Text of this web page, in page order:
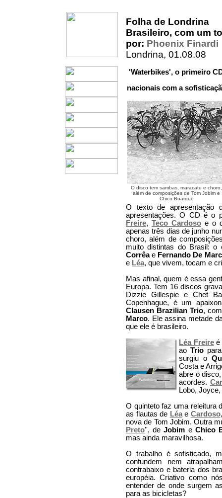
Folha de Londrina
Brasileiro, com um
por: Phoenix Finardi
Londrina, 01.08.08
'Waterbikes', o primeiro
nacionais com a
O disco tem sambas, maracatu e choro,
além de composições de Tom Jobim e
Chico Buarque
O texto de apresentação
apresentações. O CD é o
Freire, Teco Cardosoe o
apenas três dias de junho
choro, além de
muito distintas do Brasil: o
Corrêae Fernando De
e Léa, que vivem, tocam e
Mas afinal, quem é essa
Europa. Tem 16 discos
Dizzie Gillespie e Chet
Copenhague, é um
Clausen Brazilian Trio,
Marco. Ele assina metade
que ele é brasileiro.
Léa Freireé
ao Triopara
surgiu o
Costa e
abre o
acordes.
Lobo,
O quinteto faz uma releitura
as flautas de Léae Cardoso
nova de Tom Jobim. Outra
Preto'', deJobim e Chico
mas ainda maravilhosa.
O trabalho é sofisticado,
confundem nem
contrabaixo e bateria dos
européia. Criativo como
entender de onde surgem
para as bicicletas?